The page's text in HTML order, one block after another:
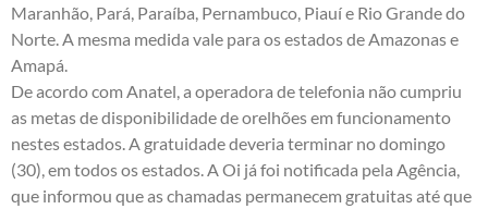
Maranhão, Pará, Paraíba, Pernambuco, Piauí e Rio Grande do
Norte. A mesma medida vale para os estados de Amazonas e
Amapá.
De acordo com Anatel, a operadora de telefonia não cumpriu
as metas de disponibilidade de orelhões em funcionamento
nestes estados. A gratuidade deveria terminar no domingo
(30), em todos os estados. A Oi já foi notificada pela Agência,
que informou que as chamadas permanecem gratuitas até que